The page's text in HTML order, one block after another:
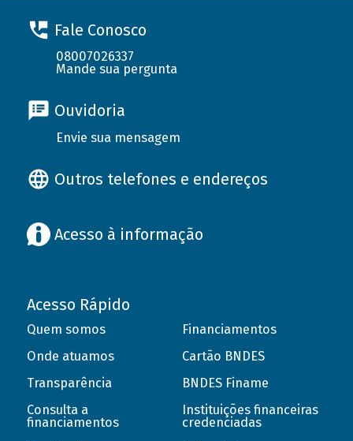
Fale Conosco
08007026337
Mande sua pergunta
Ouvidoria
Envie sua mensagem
Outros telefones e endereços
Acesso à informação
Acesso Rápido
Quem somos
Onde atuamos
Transparência
Consulta a
financiamentos
Financiamentos
Cartão BNDES
BNDES Finame
Instituições financeiras
credenciadas